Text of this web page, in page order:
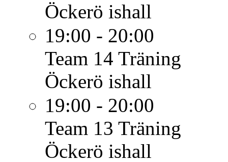
Öckerö ishall
19:00 - 20:00
Team 14 Träning
Öckerö ishall
19:00 - 20:00
Team 13 Träning
Öckerö ishall